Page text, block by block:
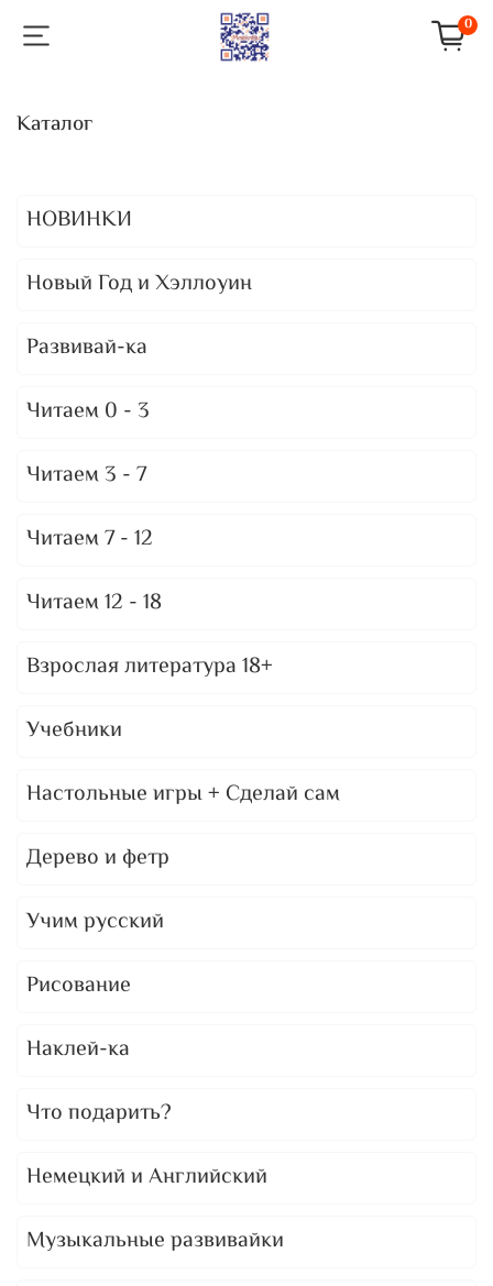
0
Каталог
НОВИНКИ
Новый Год и Хэллоуин
Развивай-ка
Читаем 0 - 3
Читаем 3 - 7
Читаем 7 - 12
Читаем 12 - 18
Взрослая литература 18+
Учебники
Настольные игры + Сделай сам
Дерево и фетр
Учим русский
Рисование
Наклей-ка
Что подарить?
Немецкий и Английский
Музыкальные развивайки